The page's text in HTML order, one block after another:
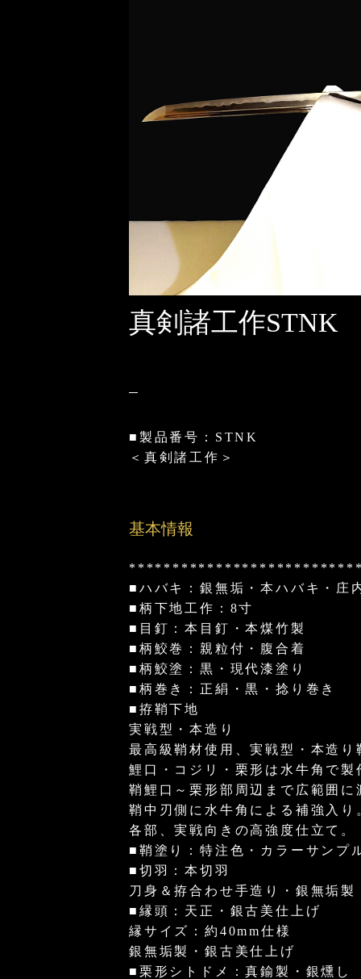
真剣諸工作STNK
■製品番号：STNK
＜真剣諸工作＞
基本情報
■ハバキ：銀無垢・本ハバキ・庄
■柄下地工作：8寸
■目釘：本目釘・本煤竹製
■柄鮫巻：親粒付・腹合着
■柄鮫塗：黒・現代漆塗り
■柄巻き：正絹・黒・捻り巻き
■拵鞘下地
実戦型・本造り
最高級鞘材使用、実戦型・本造り
鯉口・コジリ・栗形は水牛角で製
鞘鯉口～栗形部周辺まで広範囲に
鞘中刃側に水牛角による補強入り
各部、実戦向きの高強度仕立て。
■鞘塗り：特注色・カラーサンプ
■切羽：本切羽
刀身＆拵合わせ手造り・銀無垢製
■縁頭：天正・銀古美仕上げ
縁サイズ：約40mm仕様
銀無垢製・銀古美仕上げ
■栗形シトドメ：真鍮製・銀燻し